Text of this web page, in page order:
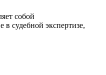
собой
в судебной экспертизе,